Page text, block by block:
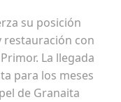
su posición
restauración con
La llegada
para los meses
de Granaita